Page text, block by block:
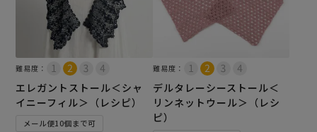
難易度：
エレガントストール＜シャ
イニーフィル＞（レシピ）
メール便10個まで可
難易度：
デルタレーシーストール＜
リンネットウール＞（レシ
ピ）